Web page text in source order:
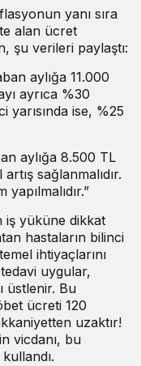
yanı sıra
alan ücret
şu verileri paylaştı:
aylığa 11.000
ayrıca %30
yarısında ise, %25
aylığa 8.500 TL
sağlanmalıdır.
iş yüküne dikkat
hastaların bilinci
ihtiyaçlarını
uygular,
üstlenir. Bu
ücreti 120
uzaktır!
vicdanı, bu